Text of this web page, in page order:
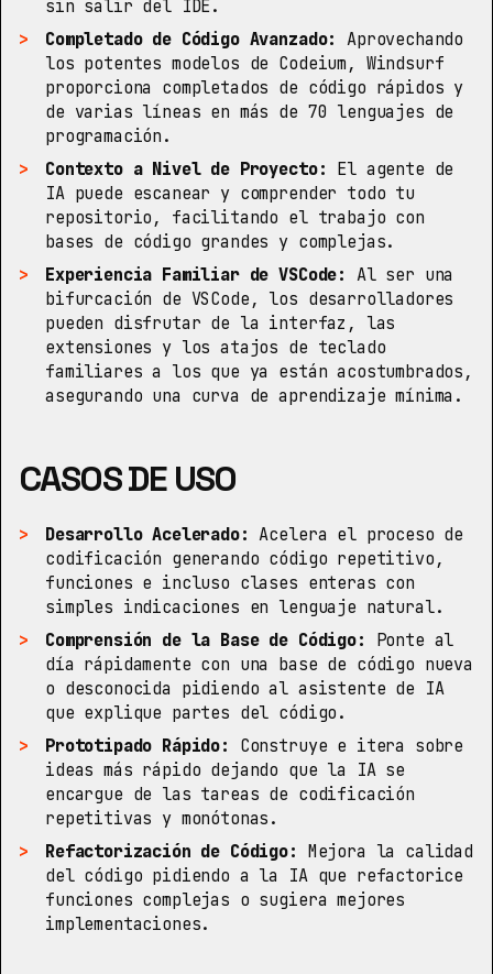
sin salir del IDE.
Completado de Código Avanzado: Aprovechando
los potentes modelos de Codeium, Windsurf
proporciona completados de código rápidos y
de varias líneas en más de 70 lenguajes de
programación.
Contexto a Nivel de Proyecto: El agente de
IA puede escanear y comprender todo tu
repositorio, facilitando el trabajo con
bases de código grandes y complejas.
Experiencia Familiar de VSCode: Al ser una
bifurcación de VSCode, los desarrolladores
pueden disfrutar de la interfaz, las
extensiones y los atajos de teclado
familiares a los que ya están acostumbrados,
asegurando una curva de aprendizaje mínima.
CASOS DE USO
Desarrollo Acelerado: Acelera el proceso de
codificación generando código repetitivo,
funciones e incluso clases enteras con
simples indicaciones en lenguaje natural.
Comprensión de la Base de Código:
Ponte al
día rápidamente con una base de código nueva
o desconocida pidiendo al asistente de IA
que explique partes del código.
Prototipado Rápido:
Construye e itera sobre
ideas más rápido dejando que la IA se
encargue de las tareas de codificación
repetitivas y monótonas.
Refactorización de Código: Mejora la calidad
del código pidiendo a la IA que refactorice
funciones complejas o sugiera mejores
implementaciones.